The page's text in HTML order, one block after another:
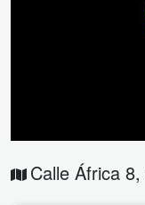
Calle África 8,